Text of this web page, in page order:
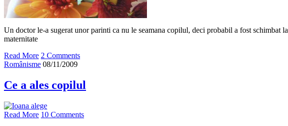
Un doctor le-a sugerat unor parinti ca nu le seamana copilul, deci probabil a fost schimbat la
maternitate
Read More 2 Comments
Românisme 08/11/2009
Ce a ales copilul
Read More 10 Comments